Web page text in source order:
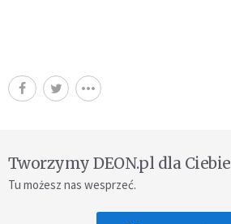
Tworzymy DEON.pl dla Ciebie
Tu możesz nas wesprzeć.